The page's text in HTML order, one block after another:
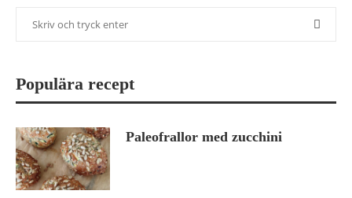
Populära recept
Paleofrallor med zucchini